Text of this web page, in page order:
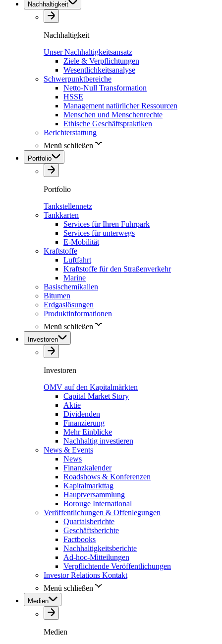
Nachhaltigkeit
Nachhaltigkeit
Unser Nachhaltigkeitsansatz
Ziele & Verpflichtungen
Wesentlichkeitsanalyse
Schwerpunktbereiche
Netto-Null Transformation
HSSE
Management natürlicher Ressourcen
Menschen und Menschenrechte
Ethische Geschäftspraktiken
Berichterstattung
Menü schließen
Portfolio
Portfolio
Tankstellennetz
Tankkarten
Services für Ihren Fuhrpark
Services für unterwegs
E-Mobilität
Kraftstoffe
Luftfahrt
Kraftstoffe für den Straßenverkehr
Marine
Basischemikalien
Bitumen
Erdgaslösungen
Produktinformationen
Menü schließen
Investoren
Investoren
OMV auf den Kapitalmärkten
Capital Market Story
Aktie
Dividenden
Finanzierung
Mehr Einblicke
Nachhaltig investieren
News & Events
News
Finanzkalender
Roadshows & Konferenzen
Kapitalmarkttag
Hauptversammlung
Borouge International
Veröffentlichungen & Offenlegungen
Quartalsberichte
Geschäftsberichte
Factbooks
Nachhaltigkeitsberichte
Ad-hoc-Mitteilungen
Verpflichtende Veröffentlichungen
Investor Relations Kontakt
Menü schließen
Medien
Medien